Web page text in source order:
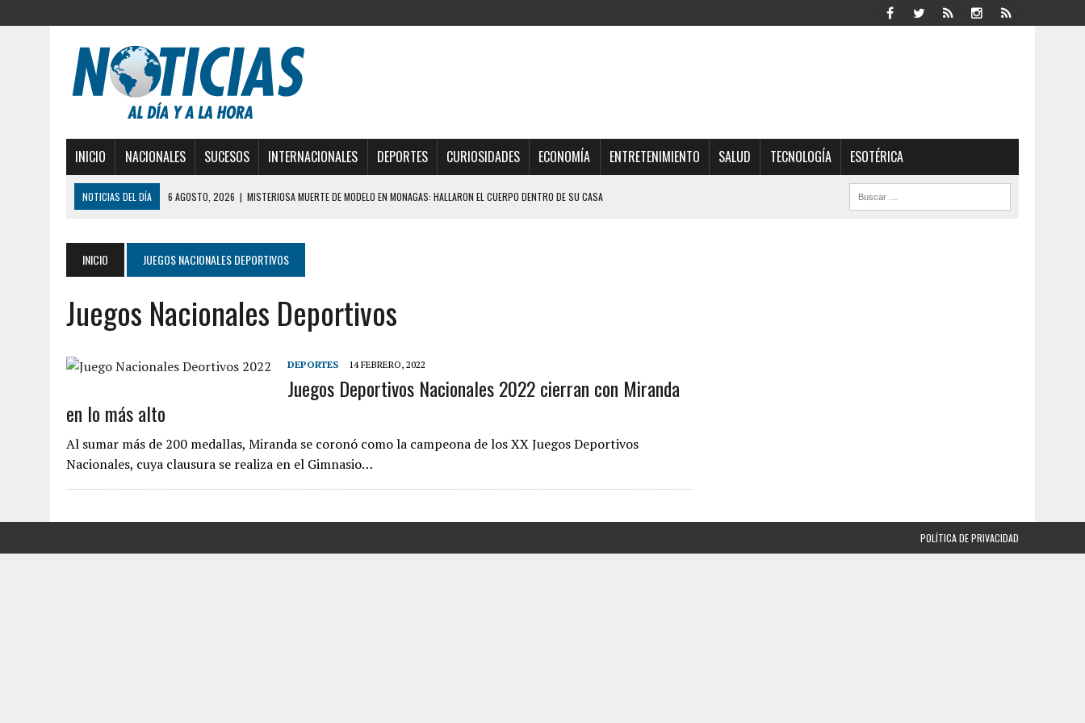
INICIO NACIONALES SUCESOS INTERNACIONALES DEPORTES CURIOSIDADES ECONOMÍA ENTRETENIMIENTO SALUD TECNOLOGÍA ESOTÉRICA
NOTICIAS DEL DÍA 6 AGOSTO, 2026 | MISTERIOSA MUERTE DE MODELO EN MONAGAS: HALLARON EL CUERPO DENTRO DE SU CASA
5 AGOSTO, 2026 | PRESUNTO BROTE PSICÓTICO POR FALTA DE TRATAMIENTO DESENCADENÓ TRAGEDIA FAMILIAR
| HORROR EN BARINAS: UN HOMBRE INDUJO AL SUICIDIO A UNA ADOLESCENTE DE 13 AÑOS TRAS ABUSAR DE ELLA
3 AGOSTO, 2026
LA INCREÍBLE FORMA EN LA QUE SOBREVIVIÓ UN HOMBRE Y SU FAMILIA TRAS LOS TERREMOTOS: CAYERON DESDE EL PISO NUEVE DEL
FUGA DE GAS GENERÓ EXPLOSIÓN EN LOCAL COMERCIAL DE CHACAO
7 AGOSTO, 2026 | HOMBRE ASESINÓ A SU TÍA CON UN PUÑAL Y DEJÓ HERIDAS A SU PRIMA Y A OTRO FAMILIAR EN BOLÍVAR
7 AGOSTO, 2026
|
YARACUY: ASESINARON DOS HOMBRES EL MISMO DÍA EN SECTORES VECINOS
7 AGOSTO, 2026 | LOCALIZARON CUERPO DE ‘LA SEÑORA DE LAS UÑAS BONITAS’ 42 DÍAS DESPUÉS DE LOS TERREMOTOS EN LA GUAIRA
INICIO JUEGOS NACIONALES DEPORTIVOS
Juegos Nacionales Deportivos
DEPORTES 14 FEBRERO, 2022
Juegos Deportivos Nacionales 2022 cierran con Miranda
en lo más alto
Al sumar más de 200 medallas, Miranda se coronó como la campeona de los XX Juegos Deportivos
Nacionales, cuya clausura se realiza en el Gimnasio…
POLÍTICA DE PRIVACIDAD